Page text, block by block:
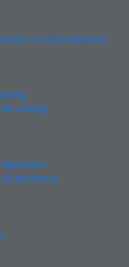
e avvicinamento
running